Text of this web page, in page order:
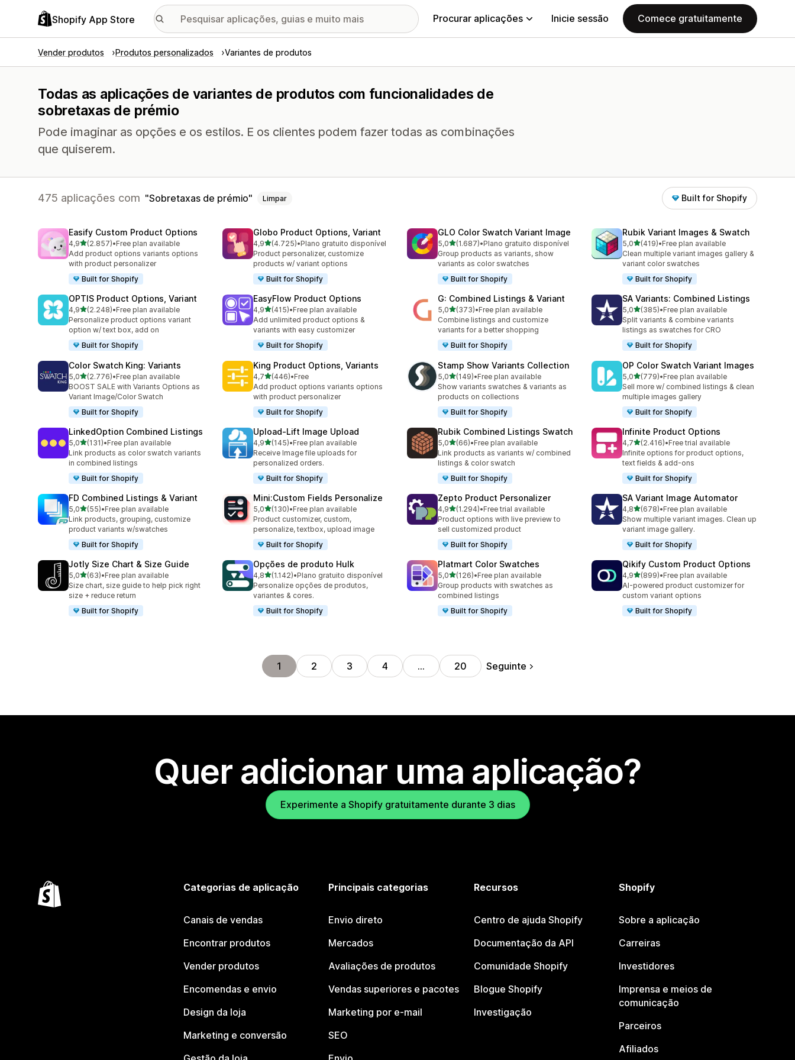
Shopify App Store Procurar aplicações Inicie sessão Comece gratuitamente
Vender produtos Produtos personalizados Variantes de produtos
Todas as aplicações de variantes de produtos com funcionalidades de
sobretaxas de prémio
Pode imaginar as opções e os estilos. E os clientes podem fazer todas as combinações
que quiserem.
475 aplicações com Sobretaxas de prémio Limpar Built for Shopify
Easify Custom Product Options
4,9de 5 estrelas
(2.857)
2857 total de avaliações
•Free plan available
Add product options variants options
with product personalizer
Built for Shopify
Globo Product Options, Variant
4,9de 5 estrelas
(4.725)
4725 total de avaliações
•Plano gratuito disponível
Product personalizer, customize
products w/ variant options
Built for Shopify
GLO Color Swatch Variant Image
5,0de 5 estrelas
(1.687)
1687 total de avaliações
•Plano gratuito disponível
Group products as variants, show
variants as color swatches
Built for Shopify
Rubik Variant Images & Swatch
5,0de 5 estrelas
(419)
419 total de avaliações
•Free plan available
Clean multiple variant images gallery &
variant color swatches
Built for Shopify
OPTIS Product Options, Variant
4,9de 5 estrelas
(2.248)
2248 total de avaliações
•Free plan available
Personalize product options variant
option w/ text box, add on
Built for Shopify
EasyFlow Product Options
4,9de 5 estrelas
(415)
415 total de avaliações
•Free plan available
Add unlimited product options &
variants with easy customizer
Built for Shopify
G: Combined Listings & Variant
5,0de 5 estrelas
(373)
373 total de avaliações
•Free plan available
Combine listings and customize
variants for a better shopping
Built for Shopify
SA Variants: Combined Listings
5,0de 5 estrelas
(385)
385 total de avaliações
•Free plan available
Split variants & combine variants
listings as swatches for CRO
Built for Shopify
Color Swatch King: Variants
5,0de 5 estrelas
(2.776)
2776 total de avaliações
•Free plan available
BOOST SALE with Variants Options as
Variant Image/Color Swatch
Built for Shopify
King Product Options, Variants
4,7de 5 estrelas
(446)
446 total de avaliações
•Free
Add product options variants options
with product personalizer
Built for Shopify
Stamp Show Variants Collection
5,0de 5 estrelas
(149)
149 total de avaliações
•Free plan available
Show variants swatches & variants as
products on collections
Built for Shopify
OP Color Swatch Variant Images
5,0de 5 estrelas
(779)
779 total de avaliações
•Free plan available
Sell more w/ combined listings & clean
multiple images gallery
Built for Shopify
LinkedOption Combined Listings
5,0de 5 estrelas
(131)
131 total de avaliações
•Free plan available
Link products as color swatch variants
in combined listings
Built for Shopify
Upload‑Lift Image Upload
4,9de 5 estrelas
(145)
145 total de avaliações
•Free plan available
Receive Image file uploads for
personalized orders.
Built for Shopify
Rubik Combined Listings Swatch
5,0de 5 estrelas
(66)
66 total de avaliações
•Free plan available
Link products as variants w/ combined
listings & color swatch
Built for Shopify
Infinite Product Options
4,7de 5 estrelas
(2.416)
2416 total de avaliações
•Free trial available
Infinite options for product options,
text fields & add-ons
Built for Shopify
FD Combined Listings & Variant
5,0de 5 estrelas
(55)
55 total de avaliações
•Free plan available
Link products, grouping, customize
product variants w/swatches
Built for Shopify
Mini:Custom Fields Personalize
5,0de 5 estrelas
(130)
130 total de avaliações
•Free plan available
Product customizer, custom,
personalize, textbox, upload image
Built for Shopify
Zepto Product Personalizer
4,9de 5 estrelas
(1.294)
1294 total de avaliações
•Free trial available
Product options with live preview to
sell customized product
Built for Shopify
SA Variant Image Automator
4,8de 5 estrelas
(678)
678 total de avaliações
•Free plan available
Show multiple variant images. Clean up
variant image gallery.
Built for Shopify
Jotly Size Chart & Size Guide
5,0de 5 estrelas
(63)
63 total de avaliações
•Free plan available
Size chart, size guide to help pick right
size + reduce return
Built for Shopify
Opções de produto Hulk
4,8de 5 estrelas
(1.142)
1142 total de avaliações
•Plano gratuito disponível
Personalize opções de produtos,
variantes & cores.
Built for Shopify
Platmart Color Swatches
5,0de 5 estrelas
(126)
126 total de avaliações
•Free plan available
Group products with swatches as
combined listings
Built for Shopify
Qikify Custom Product Options
4,9de 5 estrelas
(899)
899 total de avaliações
•Free plan available
AI-powered product customizer for
custom variant options
Built for Shopify
1 2 3 4 … 20 Seguinte
Quer adicionar uma aplicação?
Experimente a Shopify gratuitamente durante 3 dias
Categorias de aplicação
Canais de vendas
Encontrar produtos
Vender produtos
Encomendas e envio
Design da loja
Marketing e conversão
Principais categorias
Envio direto
Mercados
Avaliações de produtos
Vendas superiores e pacotes
Marketing por e-mail
SEO
Recursos
Centro de ajuda Shopify
Documentação da API
Comunidade Shopify
Blogue Shopify
Investigação
Shopify
Sobre a aplicação
Carreiras
Investidores
Imprensa e meios de
comunicação
Parceiros
Afiliados